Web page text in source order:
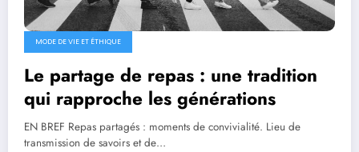
MODE DE VIE ET ÉTHIQUE
Le partage de repas : une tradition
qui rapproche les générations
EN BREF Repas partagés : moments de convivialité. Lieu de
transmission de savoirs et de…